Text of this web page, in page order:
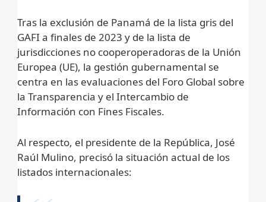
Tras la exclusión de Panamá de la lista gris del
GAFI a finales de 2023 y de la lista de
jurisdicciones no cooperoperadoras de la Unión
Europea (UE), la gestión gubernamental se
centra en las evaluaciones del Foro Global sobre
la Transparencia y el Intercambio de
Información con Fines Fiscales.
Al respecto, el presidente de la República, José
Raúl Mulino, precisó la situación actual de los
listados internacionales: